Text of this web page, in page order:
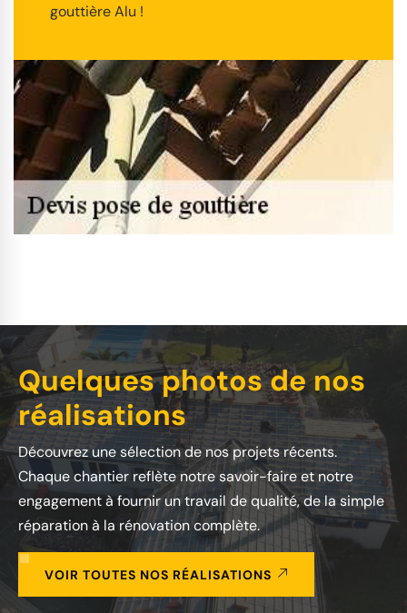
gouttière Alu !
Quelques photos de nos
réalisations
Découvrez une sélection de nos projets récents.
Chaque chantier reflète notre savoir-faire et notre
engagement à fournir un travail de qualité, de la simple
réparation à la rénovation complète.
VOIR TOUTES NOS RÉALISATIONS